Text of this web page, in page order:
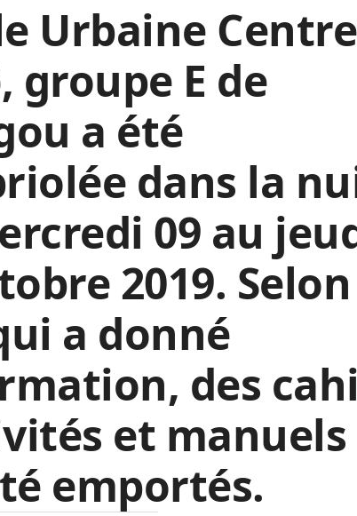
Urbaine Centre
groupe E de
a été
dans la
09 au
2019. Selon
a donné
des
et manuels
emportés.